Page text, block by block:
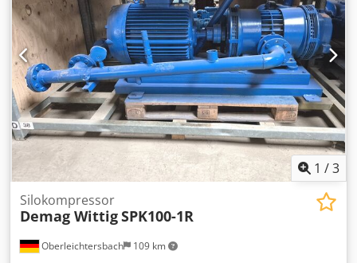
1 /3
Oberleichtersbach 109 km
Silokompressor
Demag WittigSPK100-1R